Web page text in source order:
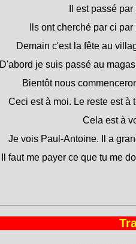
Il est passé par
Ils ont cherché par ci par
Demain c'est la fête au
D'abord je suis passé au
Bientôt nous
Ceci est à moi. Le reste est à
Cela est à
Je vois Paul-Antoine. Il a
Il faut me payer ce que tu me